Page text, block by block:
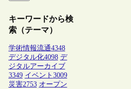
キーワードから検
索（テーマ）
学術情報流通4348
デジタル化4098 デ
ジタルアーカイブ
3349 イベント 3009
災害2753 オープン